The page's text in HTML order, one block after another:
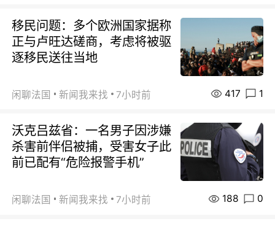
移民问题：多个欧洲国家据称
正与卢旺达磋商，考虑将被驱
逐移民送往当地
闲聊法国 新闻我来找 7小时前 417 1
沃克吕兹省：一名男子因涉嫌
杀害前伴侣被捕，受害女子此
前已配有“危险报警手机”
闲聊法国 新闻我来找 7小时前 188 0